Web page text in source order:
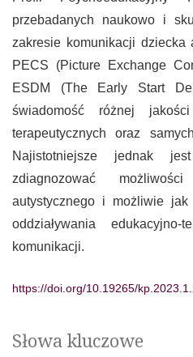
Słowa kluczowe
przebadanych naukowo i
zakresie komunikacji dziecka
PECS (Picture Exchange
ESDM (The Early Start
świadomość różnej
terapeutycznych oraz
Najistotniejsze jednak
zdiagnozować
autystycznego i możliwie
oddziaływania
komunikacji.
https://doi.org/10.19265/